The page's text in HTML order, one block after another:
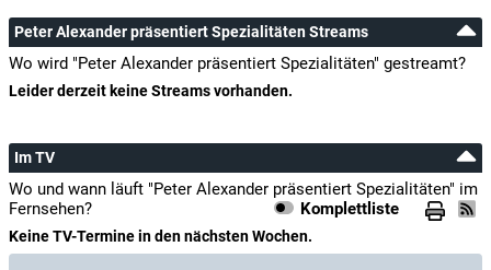
Peter Alexander präsentiert Spezialitäten Streams
Wo wird "Peter Alexander präsentiert Spezialitäten" gestreamt?
Leider derzeit keine Streams vorhanden.
Im TV
Wo und wann läuft "Peter Alexander präsentiert Spezialitäten" im
Fernsehen?
Komplettliste
Keine TV-Termine in den nächsten Wochen.